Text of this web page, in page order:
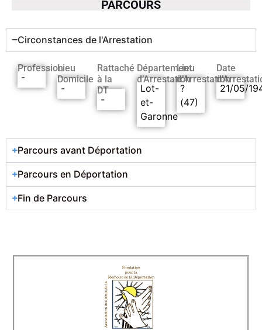
PARCOURS
Circonstances de l'Arrestation
Profession
-
Lieu
Domicile
-
Rattaché
à la
DT
-
Département
d’Arrestation
Lot-
et-
Garonne
Lieu
d’Arrestation
?
(47)
Date
21/05/
Parcours avant Déportation
Parcours en Déportation
Fin de Parcours